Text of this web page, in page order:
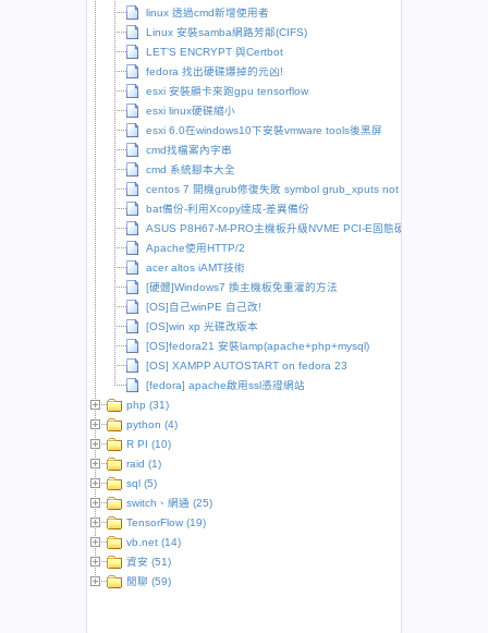
linux 透過cmd新增使用者
Linux 安裝samba網路芳鄰(CIFS)
LET’S ENCRYPT 與Certbot
fedora 找出硬碟爆掉的元凶!
esxi 安裝顯卡來跑gpu tensorflow
esxi linux硬碟縮小
esxi 6.0在windows10下安裝vmware tools後黑屏
cmd找檔案內字串
cmd 系統腳本大全
centos 7 開機grub修復失敗 symbol grub_xputs not found
bat備份-利用Xcopy達成-差異備份
ASUS P8H67-M-PRO主機板升級NVME PCI-E固態硬碟
Apache使用HTTP/2
acer altos iAMT技術
[硬體]Windows7 換主機板免重灌的方法
[OS]自己winPE 自己改!
[OS]win xp 光碟改版本
[OS]fedora21 安裝lamp(apache+php+mysql)
[OS] XAMPP AUTOSTART on fedora 23
[fedora] apache啟用ssl憑證網站
php (31)
python (4)
R PI (10)
raid (1)
sql (5)
switch、網通 (25)
TensorFlow (19)
vb.net (14)
資安 (51)
閒聊 (59)